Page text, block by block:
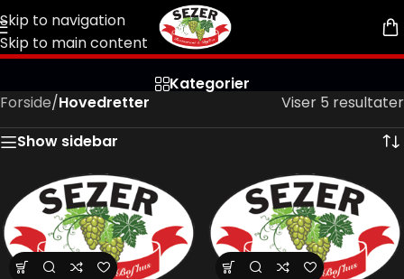
Skip to navigation
Skip to main content
Kategorier
Forside/Hovedretter
Viser 5 resultater
Show sidebar